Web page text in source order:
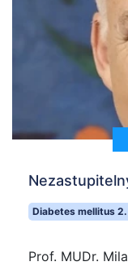
Diabetes mellitus
Prof. MUDr.